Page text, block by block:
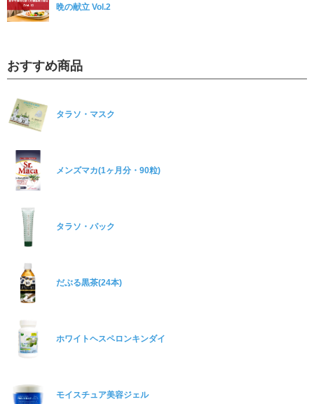
晩の献立 Vol.2
おすすめ商品
タラソ・マスク
メンズマカ(1ヶ月分・90粒)
タラソ・パック
だぶる黒茶(24本)
ホワイトヘスペロンキンダイ
モイスチュア美容ジェル